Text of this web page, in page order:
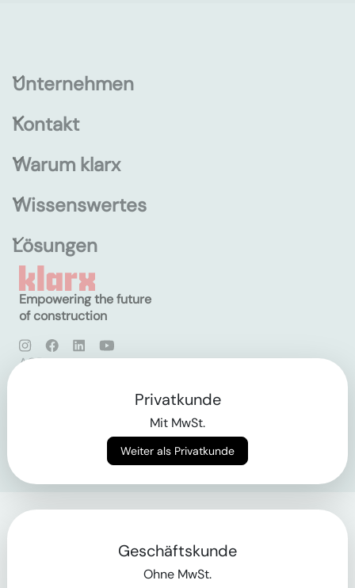
Unternehmen
Kontakt
Warum klarx
Wissenswertes
Lösungen
Empowering the future
of construction
AGB
Privatkunde
Mit MwSt.
Weiter als Privatkunde
Geschäftskunde
Ohne MwSt.